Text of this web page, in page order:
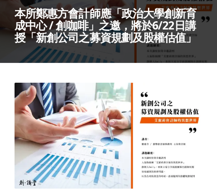
本所鄭惠方會計師應「政治大學創新育
成中心 / 創咖啡」之邀，將於6/22日講
授「新創公司之募資規劃及股權估值」